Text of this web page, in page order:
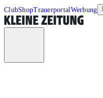
ClubShopTrauerportalWerbung